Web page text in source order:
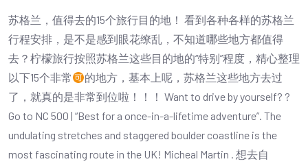
苏格兰，值得去的15个旅行目的地！ 看到各种各样的苏格兰
行程安排，是不是感到眼花缭乱，不知道哪些地方都值得
去？柠檬旅行按照苏格兰这些目的地的“特别”程度，精心整理
以下15个非常
的地方，基本上呢，苏格兰这些地方去过
了，就真的是非常到位啦！！！ Want to drive by yourself? ?
Go to NC 500 | “Best for a once-in-a-lifetime adventure”. The
undulating stretches and staggered boulder coastline is the
most fascinating route in the UK! Micheal Martin . 想去自